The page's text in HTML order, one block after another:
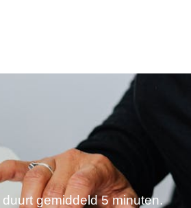
gemiddeld 5 minuten.